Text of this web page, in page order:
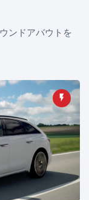
ンドアバウトを